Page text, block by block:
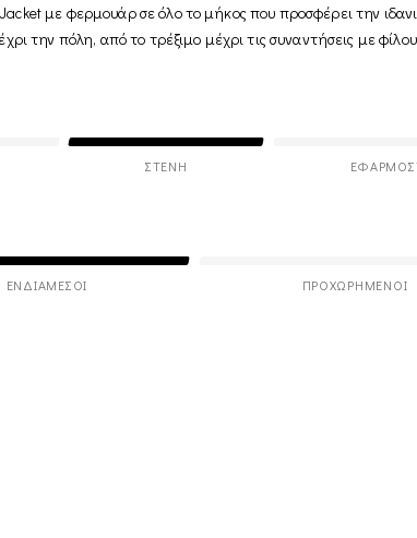
με φερμουάρ σε όλο το μήκος που προσφέρει την
την πόλη, από το τρέξιμο μέχρι τις συναντήσεις με
ΣΤΕΝΉ
ΕΝΔΙΆΜΕΣΟΙ ΠΡΟΧΩΡΗΜΈΝΟΙ